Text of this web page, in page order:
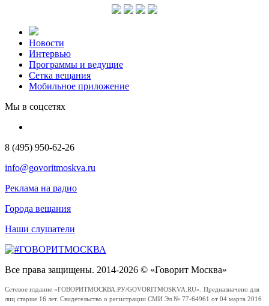
Новости
Интервью
Программы и ведущие
Сетка вещания
Мобильное приложение
Мы в соцсетях
8 (495) 950-62-26
info@govoritmoskva.ru
Реклама на радио
Города вещания
Наши слушатели
Все права защищены. 2014-2026 © «Говорит Москва»
Сетевое издание «ГОВОРИТМОСКВА.РУ/GOVORITMOSKVA.RU». Предназначено для
лиц старше 16 лет. Свидетельство о регистрации СМИ Эл № 77-64961 от 04 марта 2016